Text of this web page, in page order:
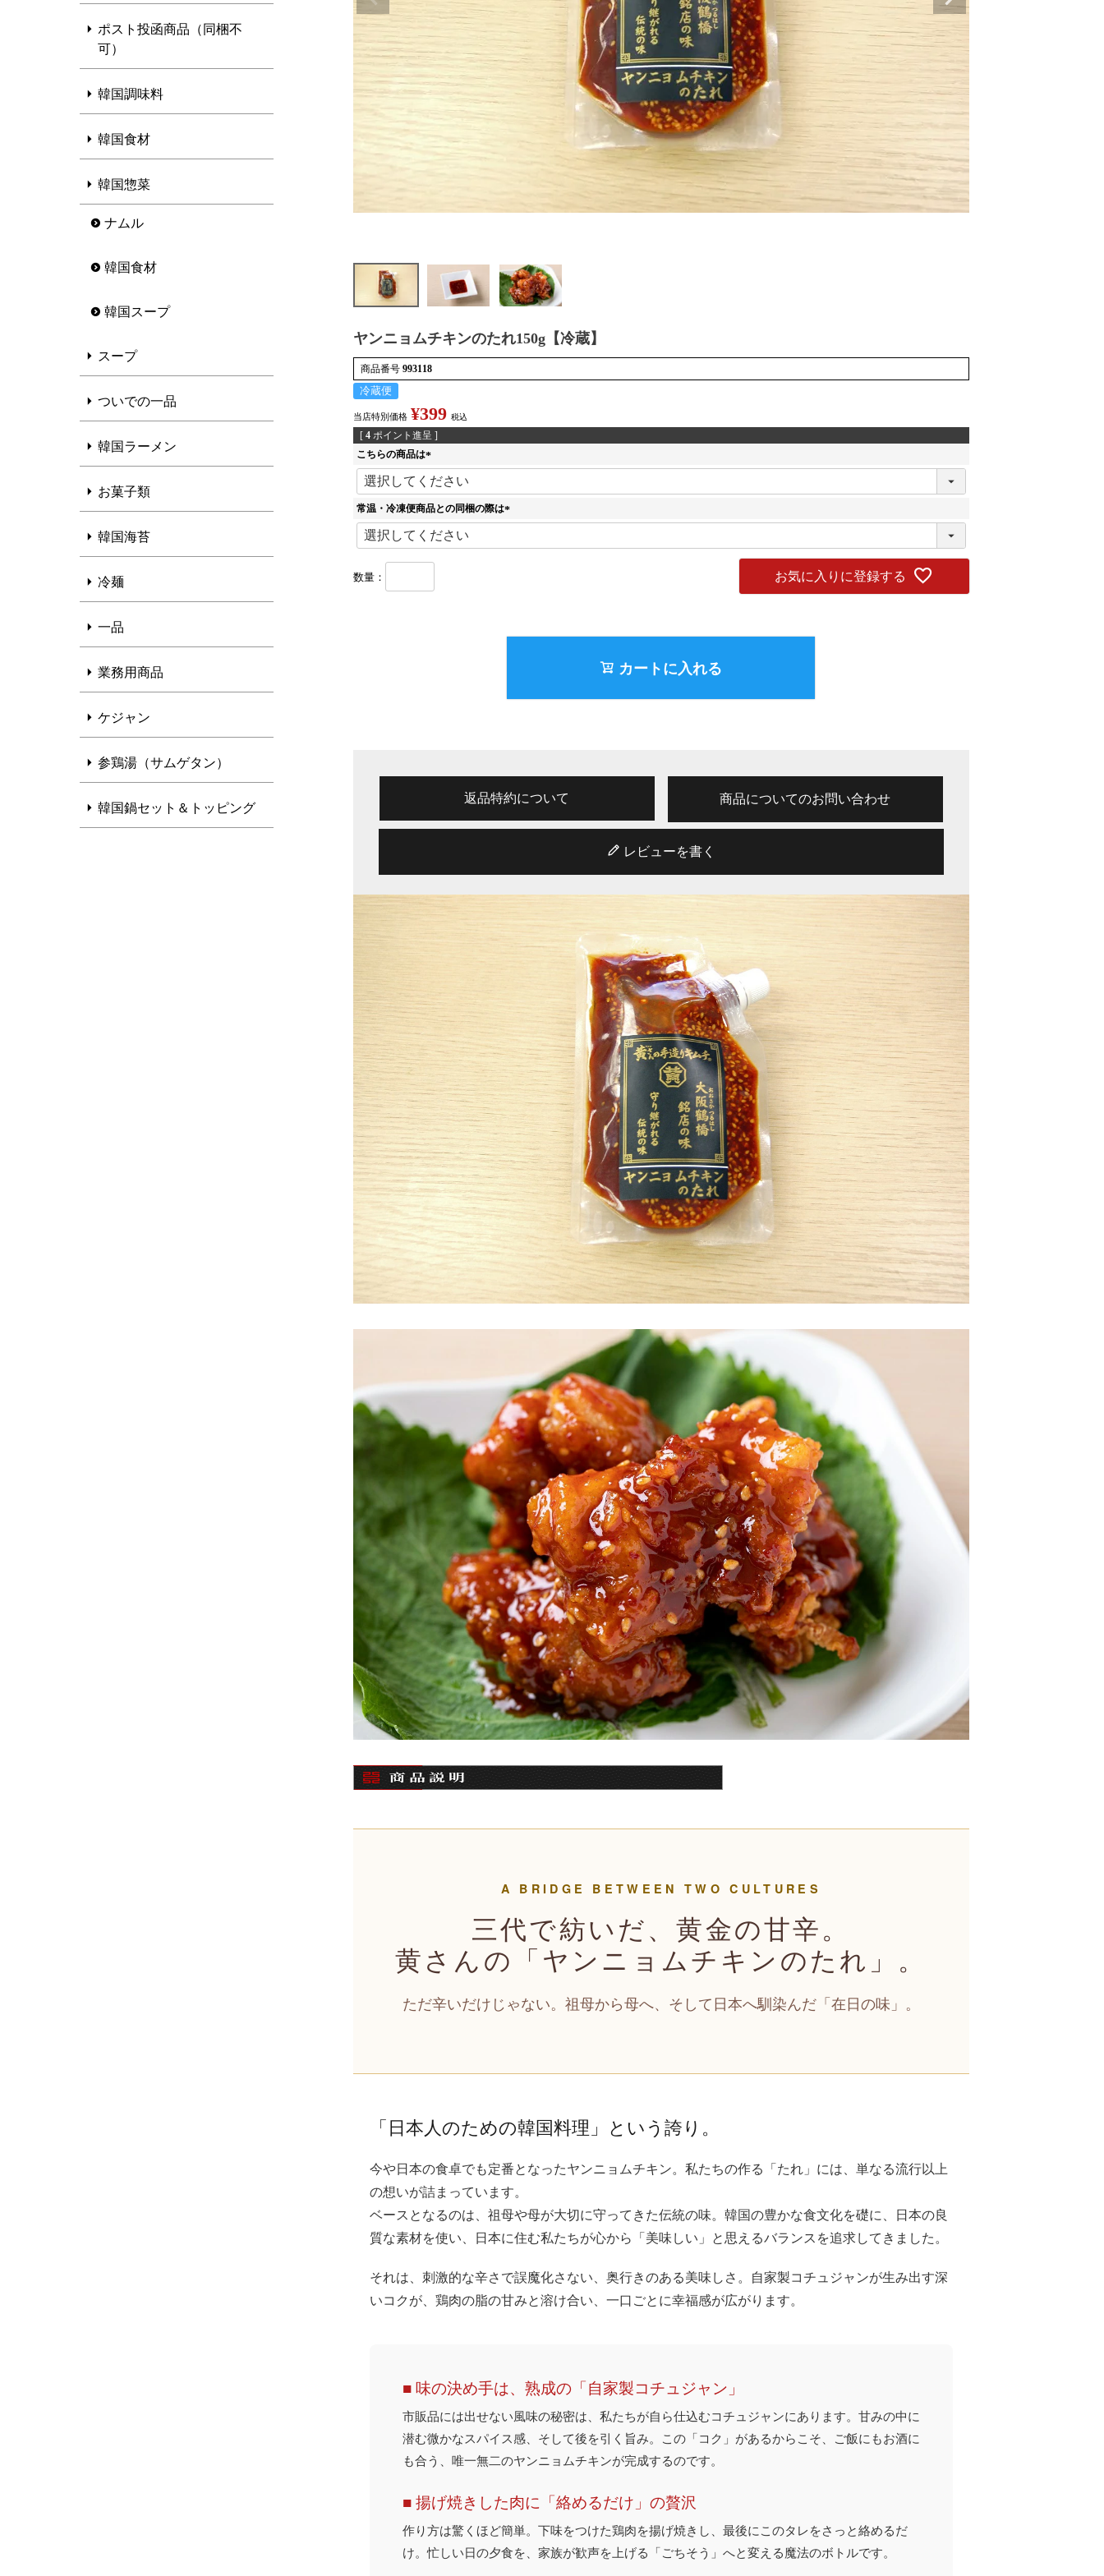
ポスト投函商品（同梱不
可）
韓国調味料
韓国食材
韓国惣菜
ナムル
韓国食材
韓国スープ
スープ
ついでの一品
韓国ラーメン
お菓子類
韓国海苔
冷麺
一品
業務用商品
ケジャン
参鶏湯（サムゲタン）
韓国鍋セット＆トッピング
ヤンニョムチキンのたれ150g【冷蔵】
商品番号 993118
冷蔵便
当店特別価格 ¥399 税込
[ 4 ポイント進呈 ]
こちらの商品は
(
必
須
)
常温・冷凍便商品との同梱の際は
(
お気に入りに登録する
カートに入れる
返品特約について 商品についてのお問い合わせ
レビューを書く
A BRIDGE BETWEEN TWO CULTURES
三代で紡いだ、黄金の甘辛。
黄さんの「ヤンニョムチキンのたれ」。
ただ辛いだけじゃない。祖母から母へ、そして日本へ馴染んだ「在日の味」。
「日本人のための韓国料理」という誇り。
今や日本の食卓でも定番となったヤンニョムチキン。私たちの作る「たれ」には、単なる流行以上
の想いが詰まっています。
ベースとなるのは、祖母や母が大切に守ってきた伝統の味。韓国の豊かな食文化を礎に、日本の良
質な素材を使い、日本に住む私たちが心から「美味しい」と思えるバランスを追求してきました。
それは、刺激的な辛さで誤魔化さない、奥行きのある美味しさ。自家製コチュジャンが生み出す深
いコクが、鶏肉の脂の甘みと溶け合い、一口ごとに幸福感が広がります。
■ 味の決め手は、熟成の「自家製コチュジャン」
市販品には出せない風味の秘密は、私たちが自ら仕込むコチュジャンにあります。甘みの中に
潜む微かなスパイス感、そして後を引く旨み。この「コク」があるからこそ、ご飯にもお酒に
も合う、唯一無二のヤンニョムチキンが完成するのです。
■ 揚げ焼きした肉に「絡めるだけ」の贅沢
作り方は驚くほど簡単。下味をつけた鶏肉を揚げ焼きし、最後にこのタレをさっと絡めるだ
け。忙しい日の夕食を、家族が歓声を上げる「ごちそう」へと変える魔法のボトルです。